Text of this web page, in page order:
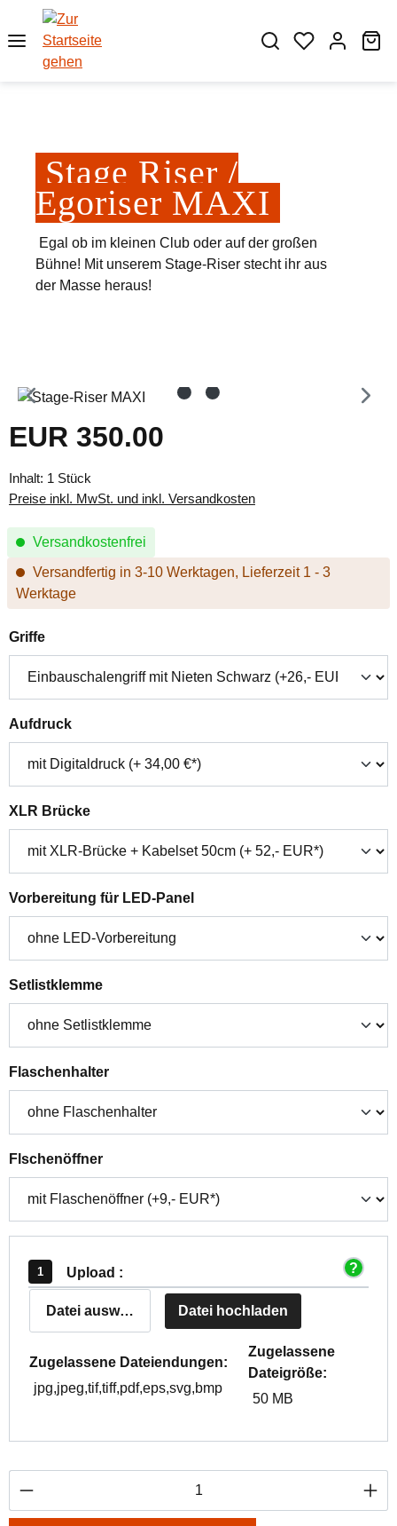
Zum Hauptinhalt springen
Stage Riser /
Egoriser MAXI
Egal ob im kleinen Club oder auf der großen
Bühne! Mit unserem Stage-Riser stecht ihr aus
der Masse heraus!
Bildergalerie überspringen
Regulärer Preis:
EUR 350.00
Inhalt: 1 Stück
Preise inkl. MwSt. und inkl. Versandkosten
Versandkostenfrei
Versandfertig in 3-10 Werktagen, Lieferzeit 1 - 3
Werktage
Griffeauswählen
Aufdruckauswählen
XLR Brückeauswählen
Vorbereitung für LED-Panelauswählen
Setlistklemmeauswählen
Flaschenhalterauswählen
Flschenöffnerauswählen
Upload :
Datei auswählen Datei hochladen
Zugelassene Dateiendungen:
jpg,jpeg,tif,tiff,pdf,eps,svg,bmp
Zugelassene
Dateigröße:
50 MB
Produkt Anzahl: Gib den gewünschten